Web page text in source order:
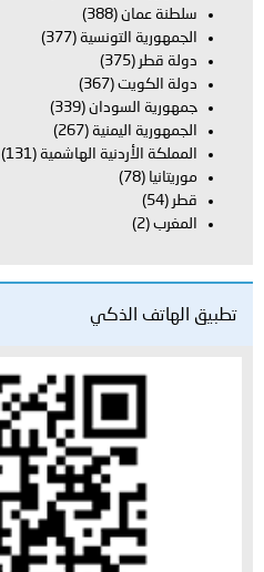
سلطنة عمان (388)
الجمهورية التونسية (377)
دولة قطر (375)
دولة الكويت (367)
جمهورية السودان (339)
الجمهورية اليمنية (267)
المملكة الأردنية الهاشمية (131)
موريتانيا (78)
قطر (54)
المغرب (2)
تطبيق الهاتف الذكي